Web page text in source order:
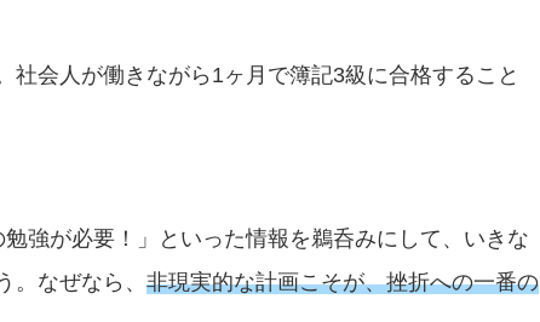
社会人が働きながら1ヶ月で簿記3級に合格すること
強が必要！」といった情報を鵜呑みにして、いきな
。なぜなら、 非現実的な計画こそが、挫折への一番の